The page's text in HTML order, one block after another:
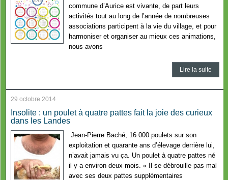
commune d’Aurice est vivante, de part leurs
activités tout au long de l’année de nombreuses
associations participent à la vie du village, et pour
harmoniser et organiser au mieux ces animations,
nous avons
Lire la suite
29 octobre 2014
Insolite : un poulet à quatre pattes fait la joie des curieux
dans les Landes
Jean-Pierre Baché, 16 000 poulets sur son
exploitation et quarante ans d’élevage derrière lui,
n’avait jamais vu ça. Un poulet à quatre pattes né
il y a environ deux mois. « Il se débrouille pas mal
avec ses deux pattes supplémentaires